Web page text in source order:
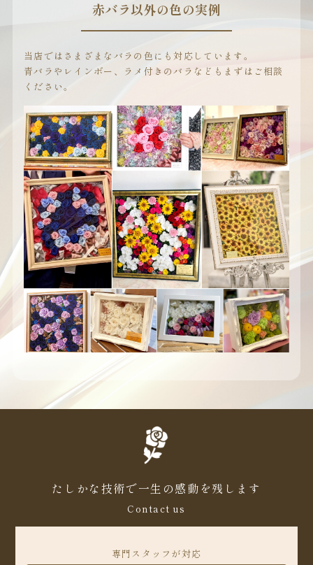
赤バラ以外の色の実例
当店ではさまざまなバラの色にも対応しています。
青バラやレインボー、ラメ付きのバラなどもまずはご相談
ください。
たしかな技術で一生の感動を残します
Contact us
専門スタッフが対応